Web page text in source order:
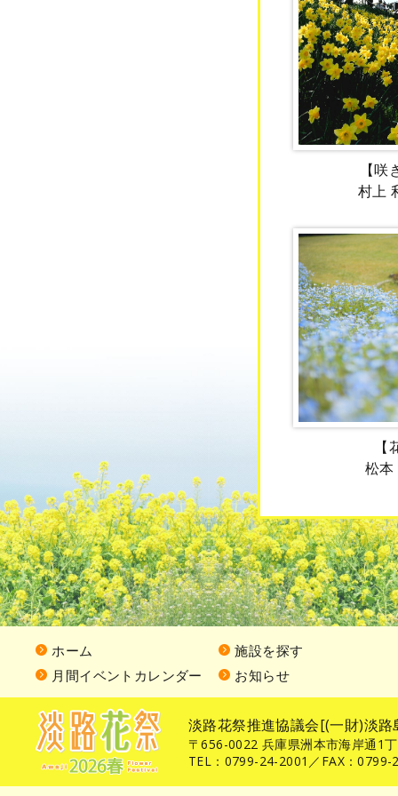
【
村上
松本
ホーム
施設を探す
月間イベントカレンダー
お知らせ
淡路花祭推進協議会[(一財)淡
〒656-0022 兵庫県洲本市海岸通1
TEL：0799-24-2001／FAX：0799-